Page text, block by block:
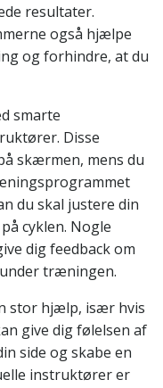
resultater.
også hjælpe
og forhindre, at du
smarte
Disse
skærmen, mens du
du skal justere din
cyklen. Nogle
dig feedback om
træningen.
stor hjælp, især hvis
give dig følelsen af
side og skabe en
instruktører er